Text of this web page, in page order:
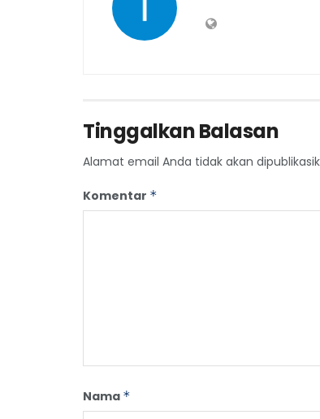
Tinggalkan Balasan
Alamat email Anda tidak akan
Komentar *
Nama *